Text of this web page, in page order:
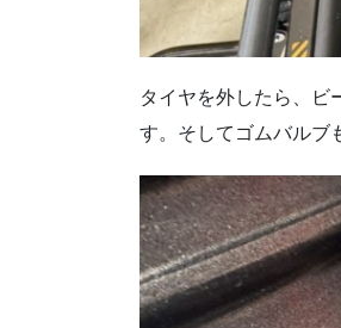
タイヤを外したら、ビ
す。そしてゴムバルブ